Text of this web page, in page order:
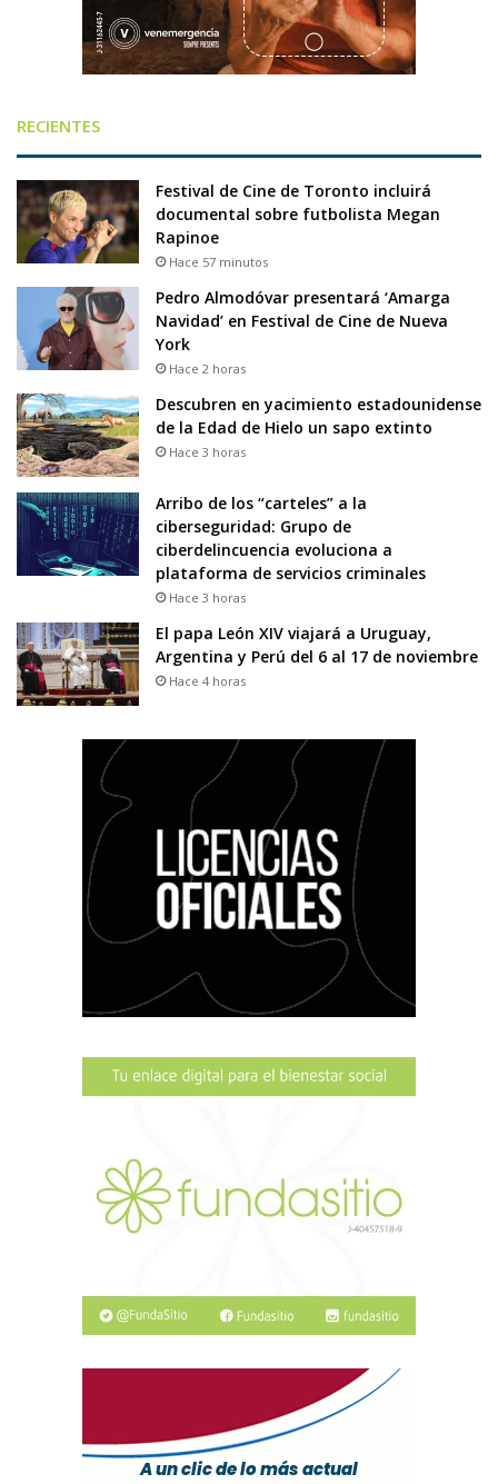
RECIENTES
Festival de Cine de Toronto incluirá
documental sobre futbolista Megan
Rapinoe
Hace 57 minutos
Pedro Almodóvar presentará ‘Amarga
Navidad’ en Festival de Cine de Nueva
York
Hace 2 horas
Descubren en yacimiento estadounidense
de la Edad de Hielo un sapo extinto
Hace 3 horas
Arribo de los “carteles” a la
ciberseguridad: Grupo de
ciberdelincuencia evoluciona a
plataforma de servicios criminales
Hace 3 horas
El papa León XIV viajará a Uruguay,
Argentina y Perú del 6 al 17 de noviembre
Hace 4 horas